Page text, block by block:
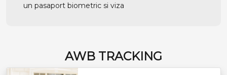
un pasaport biometric si viza
AWB TRACKING